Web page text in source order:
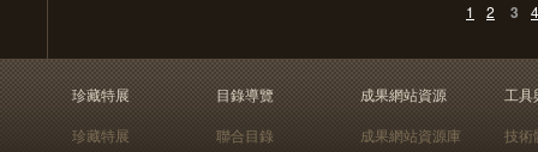
1 2 3 4
珍藏特展
珍藏特展
目錄導覽
聯合目錄
成果網站資源
成果網站資源庫
工具
技術